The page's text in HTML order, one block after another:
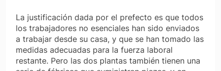
La justificación dada por el prefecto es que todos
los trabajadores no esenciales han sido enviados
a trabajar desde su casa, y que se han tomado las
medidas adecuadas para la fuerza laboral
restante. Pero las dos plantas también tienen una